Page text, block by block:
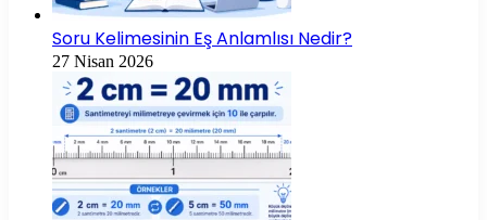
Soru Kelimesinin Eş Anlamlısı Nedir?
27 Nisan 2026